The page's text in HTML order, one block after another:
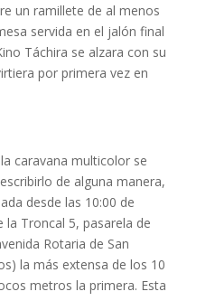
un ramillete de al menos
servida en el jalón final
Táchira se alzara con su
por primera vez en
caravana multicolor se
de alguna manera,
desde las 10:00 de
la Troncal 5, pasarela de
Rotaria de San
la más extensa de los 10
metros la primera. Esta